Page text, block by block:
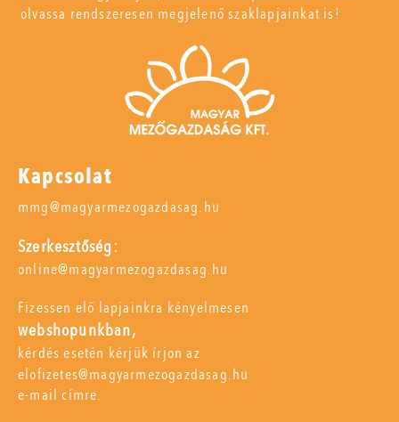
olvassa rendszeresen megjelenő szaklapjainkat is!
Kapcsolat
mmg@magyarmezogazdasag.hu
Szerkesztőség:
online@magyarmezogazdasag.hu
Fizessen elő lapjainkra kényelmesen
webshopunkban,
kérdés esetén kérjük írjon az
elofizetes@magyarmezogazdasag.hu
e-mail címre.